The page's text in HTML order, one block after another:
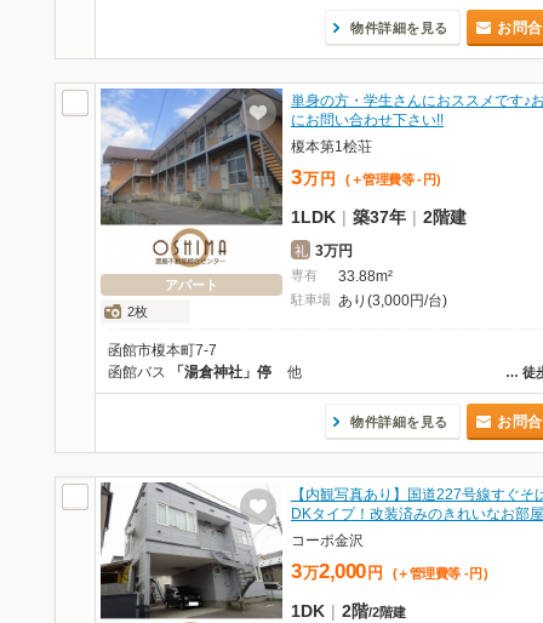
物件詳細を見る お問
アパート
2枚
単身の方・学生さんにおススメです♪
にお問い合わせ下さい!!
榎本第1桧荘
3万 円 (＋管理費等 - 円)
1LDK | 築37年 | 2階建
礼 3万円
専有 33.88m²
駐車場 あり(3,000円/台)
函館市榎本町7-7
… 徒
函館バス 「湯倉神社」停 他
物件詳細を見る お問
【内観写真あり】国道227号線すぐそ
DKタイプ！改装済みのきれいなお部
コーポ金沢
3万2,000 円 (＋管理費等 - 円 )
1DK | 2階/2階建